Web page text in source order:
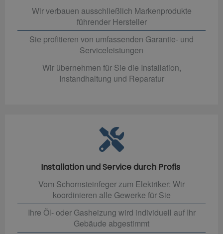
Wir verbauen ausschließlich Markenprodukte
führender Hersteller
Sie profitieren von umfassenden Garantie- und
Serviceleistungen
Wir übernehmen für Sie die Installation,
Instandhaltung und Reparatur
Installation und Service durch Profis
Vom Schornsteinfeger zum Elektriker: Wir
koordinieren alle Gewerke für Sie
Ihre Öl- oder Gasheizung wird individuell auf Ihr
Gebäude abgestimmt